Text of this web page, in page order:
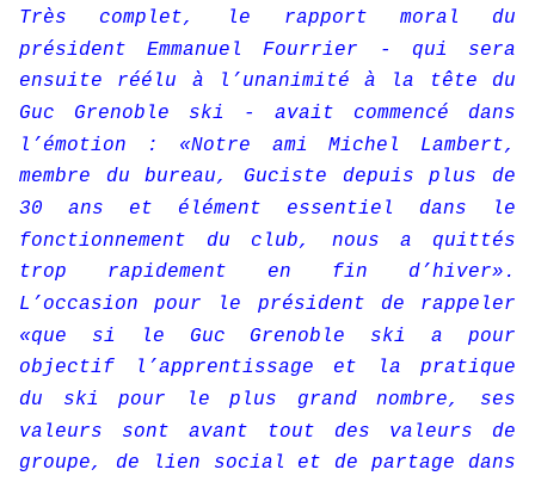
Très complet, le rapport moral du
président Emmanuel Fourrier - qui sera
ensuite réélu à l’unanimité à la tête du
Guc Grenoble ski - avait commencé dans
l’émotion : «Notre ami Michel Lambert,
membre du bureau, Guciste depuis plus de
30 ans et élément essentiel dans le
fonctionnement du club, nous a quittés
trop rapidement en fin d’hiver».
L’occasion pour le président de rappeler
«que si le Guc Grenoble ski a pour
objectif l’apprentissage et la pratique
du ski pour le plus grand nombre, ses
valeurs sont avant tout des valeurs de
groupe, de lien social et de partage dans